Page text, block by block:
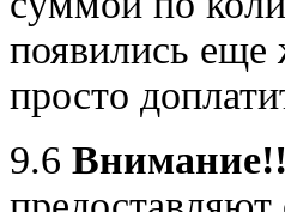
появились еще
просто
9.6